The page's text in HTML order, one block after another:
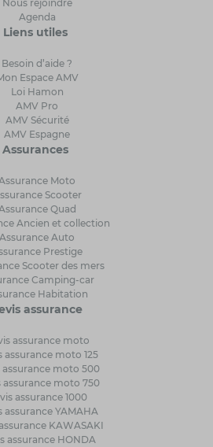
Nous rejoindre
Agenda
Liens utiles
Besoin d’aide ?
Espace AMV
Loi Hamon
AMV Pro
AMV Sécurité
AMV Espagne
Assurances
Moto
Scooter
Quad
Ancien et collection
Assurance Auto
Prestige
Scooter des mers
Camping-car
Habitation
assurance
assurance moto
assurance moto 125
assurance moto 500
assurance moto 750
assurance 1000
assurance YAMAHA
KAWASAKI
assurance HONDA